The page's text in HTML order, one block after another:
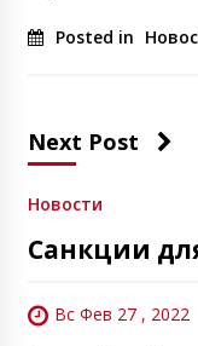
Posted in
Next Post
Новости
Санкции
Вс Фев 27 , 2022